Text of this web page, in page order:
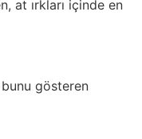
at ırkları içinde en
gösteren